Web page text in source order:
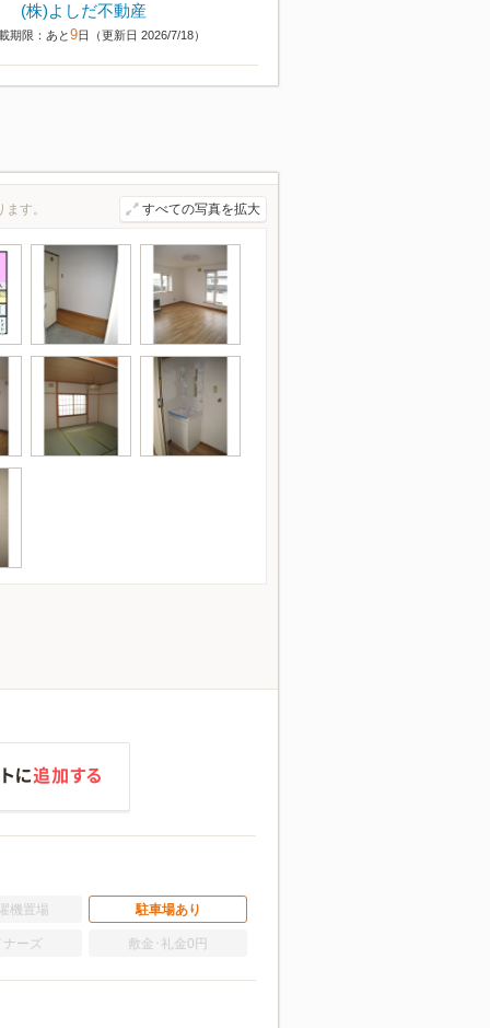
(株)よしだ不動産
期限：あと9日（更新日 2026/7/18）
す。 すべての写真を拡大
機置場 駐車場あり
ーズ 敷金･礼金0円